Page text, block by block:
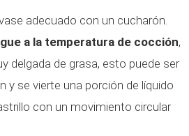
adecuado con un cucharón.
a la temperatura de cocción,
delgada de grasa, esto puede ser
y se vierte una porción de líquido
con un movimiento circular